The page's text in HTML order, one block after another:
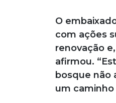
O
com ações
renovação
afirmou.
bosque não
um